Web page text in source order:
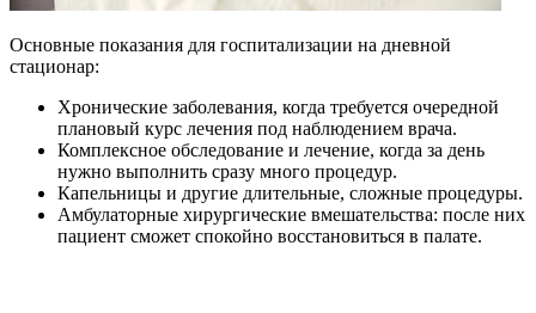
Основные показания для госпитализации на дневной
стационар:
Хронические заболевания, когда требуется очередной
плановый курс лечения под наблюдением врача.
Комплексное обследование и лечение, когда за день
нужно выполнить сразу много процедур.
Капельницы и другие длительные, сложные процедуры.
Амбулаторные хирургические вмешательства: после них
пациент сможет спокойно восстановиться в палате.